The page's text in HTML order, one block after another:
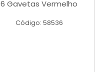
6 Gavetas Vermelho
Código: 58536